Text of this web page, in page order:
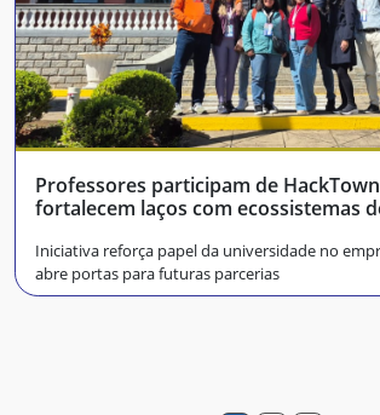
Professores participam de
fortalecem laços com ecossistemas
Iniciativa reforça papel da universidade no
abre portas para futuras parcerias